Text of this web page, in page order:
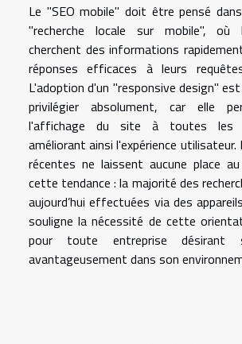
Le "SEO mobile" doit être pensé
"recherche locale sur mobile", où
cherchent des informations
réponses efficaces à leurs
L'adoption d'un "responsive design"
privilégier absolument, car elle
l'affichage du site à toutes les
améliorant ainsi l'expérience
récentes ne laissent aucune place
cette tendance : la majorité des
aujourd’hui effectuées via des
souligne la nécessité de cette
pour toute entreprise désirant
avantageusement dans son